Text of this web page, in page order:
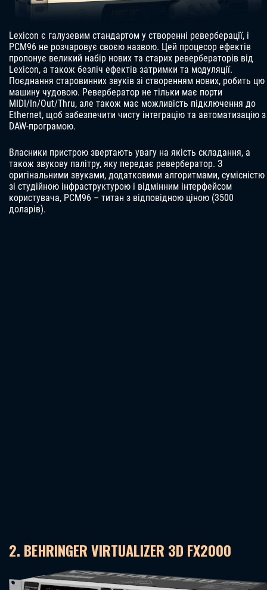
Lexicon є галузевим стандартом у створенні реверберації, і
PCM96 не розчаровує своєю назвою. Цей процесор ефектів
пропонує великий набір нових та старих ревербераторів від
Lexicon, а також безліч ефектів затримки та модуляції.
Поєднання старовинних звуків зі створенням нових, робить цю
машину чудовою. Ревербератор не тільки має порти
MIDI/In/Out/Thru, але також має можливість підключення до
Ethernet, щоб забезпечити чисту інтеграцію та автоматизацію з
DAW-програмою.
Власники пристрою звертають увагу на якість складання, а
також звукову палітру, яку передає ревербератор. З
оригінальними звуками, додатковими алгоритмами, сумісністю
зі студійною інфраструктурою і відмінним інтерфейсом
користувача, PCM96 – титан з відповідною ціною (3500
доларів).
2. BEHRINGER VIRTUALIZER 3D FX2000